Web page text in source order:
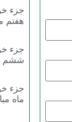
جزء
هفتم
جزء
ششم
جزء
ماه